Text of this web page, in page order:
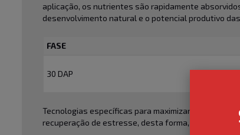
aplicação, os nutrientes são rapidamente
desenvolvimento natural e o potencial produtivo
FASE
30 DAP
Tecnologias específicas para maximizar a
recuperação de estresse, desta forma,